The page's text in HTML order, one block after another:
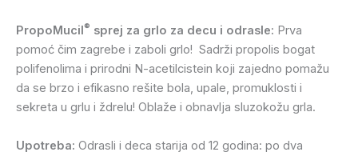
PropoMucil® sprej za grlo za decu i odrasle: Prva
pomoć čim zagrebe i zaboli grlo! Sadrži propolis bogat
polifenolima i prirodni N-acetilcistein koji zajedno pomažu
da se brzo i efikasno rešite bola, upale, promuklosti i
sekreta u grlu i ždrelu! Oblaže i obnavlja sluzokožu grla.
Upotreba: Odrasli i deca starija od 12 godina: po dva